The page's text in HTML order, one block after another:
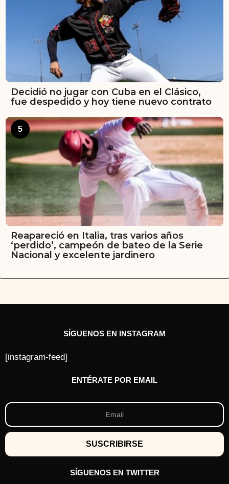
Decidió no jugar con Cuba en el Clásico,
fue despedido y hoy tiene nuevo contrato
5
Reapareció en Italia, tras varios años
‘perdido’, campeón de bateo de la Serie
Nacional y excelente jardinero
SÍGUENOS EN INSTAGRAM
[instagram-feed]
ENTÉRATE POR EMAIL
SÍGUENOS EN TWITTER